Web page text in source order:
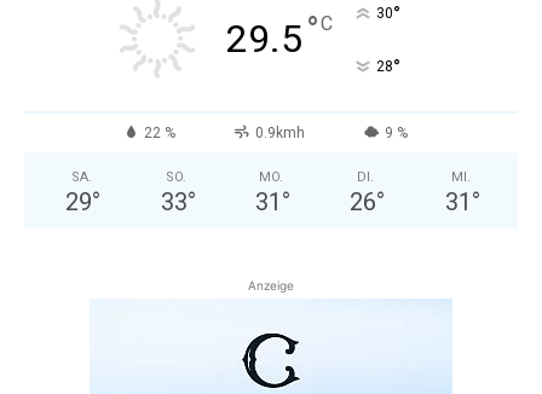
29.5°C 30°
28°
22 % 0.9kmh 9 %
SA.
29°
SO.
33°
MO.
31 °
DI.
26°
MI.
31 °
Anzeige